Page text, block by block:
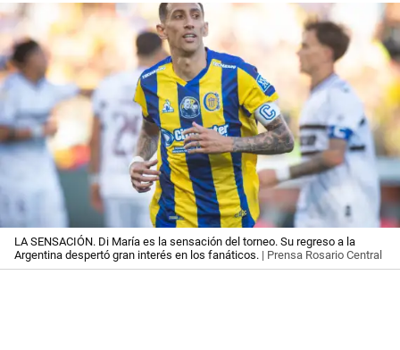
LA SENSACIÓN. Di María es la sensación del torneo. Su regreso a la
Argentina despertó gran interés en los fanáticos. | Prensa Rosario Central